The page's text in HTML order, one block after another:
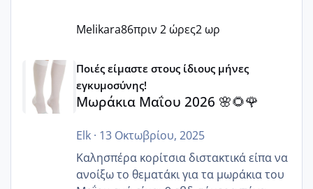
Melikara86πριν 2 ώρες2 ωρ
Μωράκια Μαΐου 2026 🌸🌻🌹
Ποιές είμαστε στους ίδιους μήνες
εγκυμοσύνης!
Μωράκια Μαΐου 2026 🌸🌻🌹
Elk· 13 Οκτωβρίου, 2025
Καλησπέρα κορίτσια διστακτικά είπα να
ανοίξω το θεματάκι για τα μωράκια του